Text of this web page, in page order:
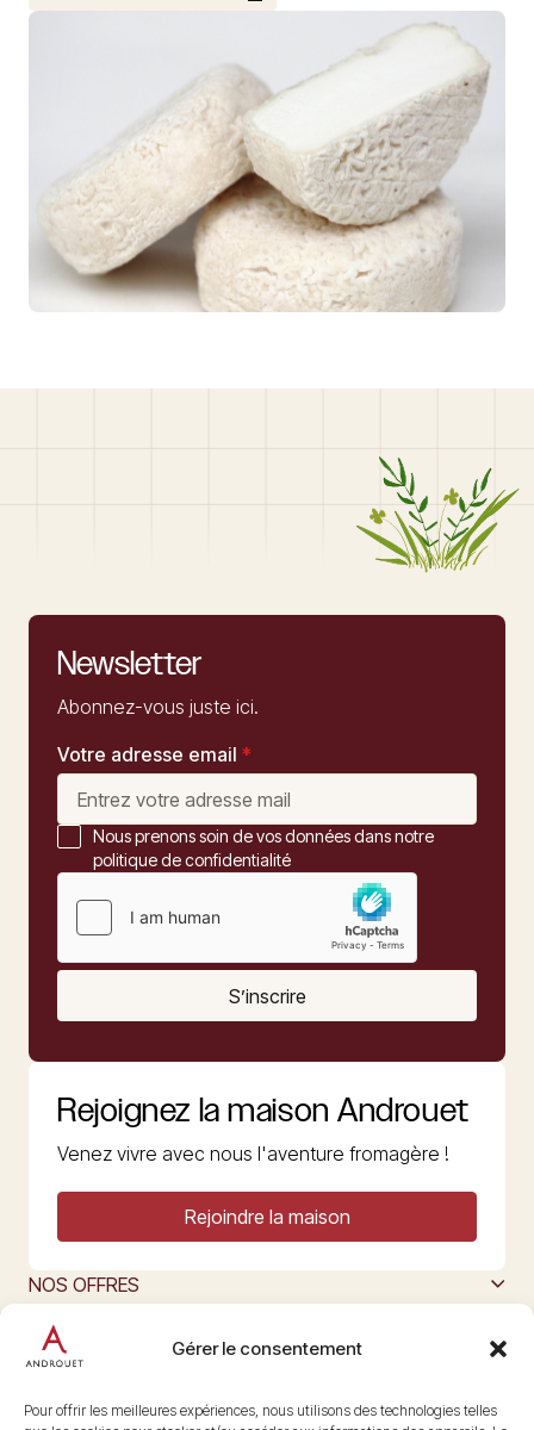
Gérer le consentement
Pour offrir les meilleures expériences, nous utilisons des technologies telles
Newsletter
Abonnez-vous juste ici.
Votre adresse email *
Nous prenons soin de vos données dans notre
politique de confidentialité
S’inscrire
Rejoignez la maison Androuet
Venez vivre avec nous l'aventure fromagère !
Rejoindre la maison
NOS OFFRES
L’ART DU FROMAGE
Nous suivre
@maisonandrouet